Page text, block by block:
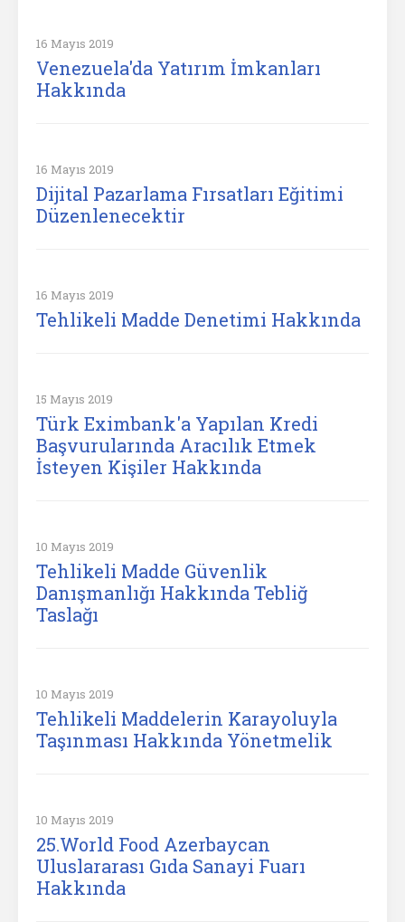
16 Mayıs 2019
Venezuela'da Yatırım İmkanları
Hakkında
16 Mayıs 2019
Dijital Pazarlama Fırsatları Eğitimi
Düzenlenecektir
16 Mayıs 2019
Tehlikeli Madde Denetimi Hakkında
15 Mayıs 2019
Türk Eximbank'a Yapılan Kredi
Başvurularında Aracılık Etmek
İsteyen Kişiler Hakkında
10 Mayıs 2019
Tehlikeli Madde Güvenlik
Danışmanlığı Hakkında Tebliğ
Taslağı
10 Mayıs 2019
Tehlikeli Maddelerin Karayoluyla
Taşınması Hakkında Yönetmelik
10 Mayıs 2019
25.World Food Azerbaycan
Uluslararası Gıda Sanayi Fuarı
Hakkında